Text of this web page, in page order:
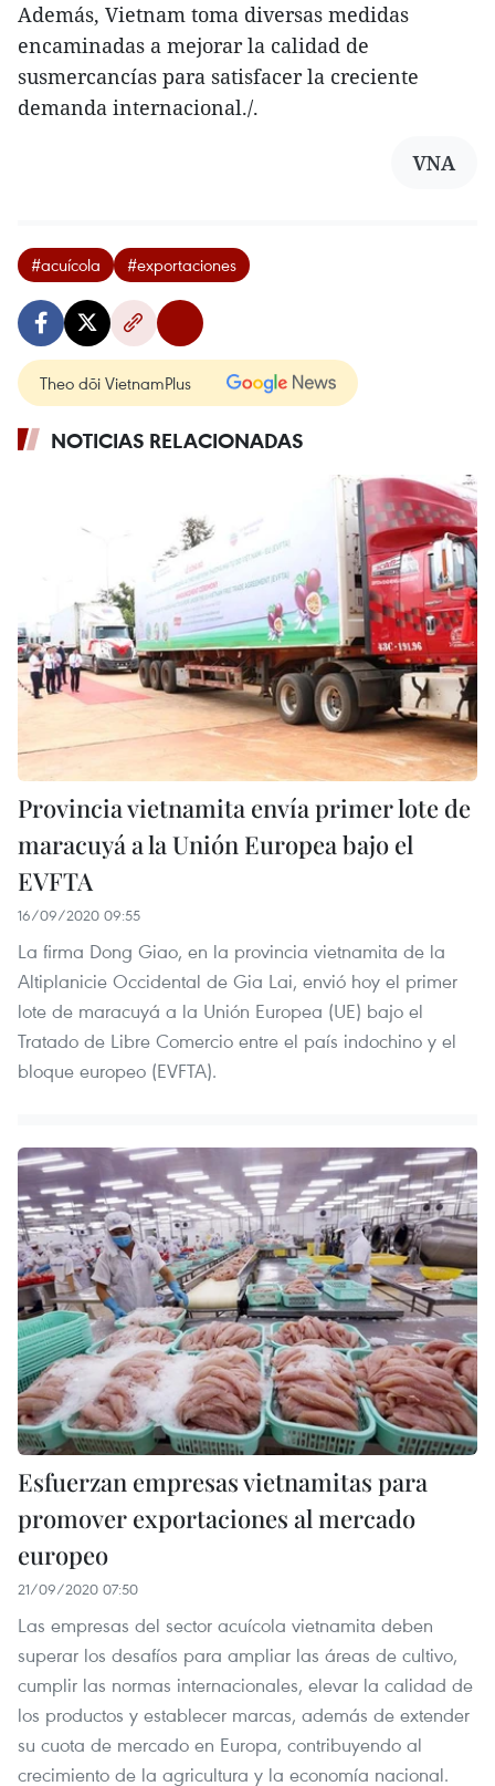
Además, Vietnam toma diversas medidas
encaminadas a mejorar la calidad de
susmercancías para satisfacer la creciente
demanda internacional./.
VNA
#acuícola #exportaciones
Theo dõi VietnamPlus
NOTICIAS RELACIONADAS
Provincia vietnamita envía primer lote de
maracuyá a la Unión Europea bajo el
EVFTA
16/09/2020 09:55
La firma Dong Giao, en la provincia vietnamita de la
Altiplanicie Occidental de Gia Lai, envió hoy el primer
lote de maracuyá a la Unión Europea (UE) bajo el
Tratado de Libre Comercio entre el país indochino y el
bloque europeo (EVFTA).
Esfuerzan empresas vietnamitas para
promover exportaciones al mercado
europeo
21/09/2020 07:50
Las empresas del sector acuícola vietnamita deben
superar los desafíos para ampliar las áreas de cultivo,
cumplir las normas internacionales, elevar la calidad de
los productos y establecer marcas, además de extender
su cuota de mercado en Europa, contribuyendo al
crecimiento de la agricultura y la economía nacional.